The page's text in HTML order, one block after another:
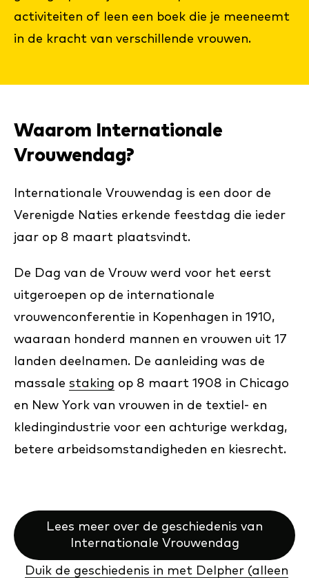
activiteiten of leen een boek die je meeneemt
in de kracht van verschillende vrouwen.
Waarom Internationale
Vrouwendag?
Internationale Vrouwendag is een door de
Verenigde Naties erkende feestdag die ieder
jaar op 8 maart plaatsvindt.
De Dag van de Vrouw werd voor het eerst
uitgeroepen op de internationale
vrouwenconferentie in Kopenhagen in 1910,
waaraan honderd mannen en vrouwen uit 17
landen deelnamen. De aanleiding was de
massale staking op 8 maart 1908 in Chicago
en New York van vrouwen in de textiel- en
kledingindustrie voor een achturige werkdag,
betere arbeidsomstandigheden en kiesrecht.
Lees meer over de geschiedenis van
Internationale Vrouwendag
Duik de geschiedenis in met Delpher (alleen